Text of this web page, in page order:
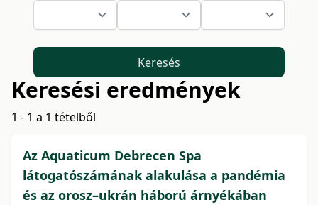
Keresés
Keresési eredmények
1 - 1 a 1 tételből
Az Aquaticum Debrecen Spa
látogatószámának alakulása a pandémia
és az orosz–ukrán háború árnyékában